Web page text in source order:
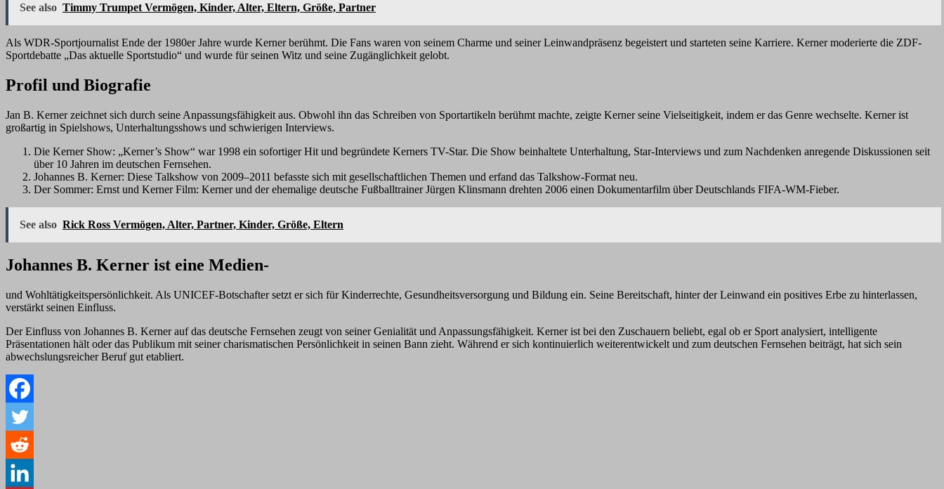
See also Timmy Trumpet Vermögen, Kinder, Alter, Eltern, Größe, Partner
Als WDR-Sportjournalist Ende der 1980er Jahre wurde Kerner berühmt. Die Fans waren von seinem Charme und seiner Leinwandpräsenz begeistert und starteten seine Karriere. Kerner moderierte die ZDF-
Sportdebatte „Das aktuelle Sportstudio“ und wurde für seinen Witz und seine Zugänglichkeit gelobt.
Profil und Biografie
Jan B. Kerner zeichnet sich durch seine Anpassungsfähigkeit aus. Obwohl ihn das Schreiben von Sportartikeln berühmt machte, zeigte Kerner seine Vielseitigkeit, indem er das Genre wechselte. Kerner ist
großartig in Spielshows, Unterhaltungsshows und schwierigen Interviews.
Die Kerner Show: „Kerner’s Show“ war 1998 ein sofortiger Hit und begründete Kerners TV-Star. Die Show beinhaltete Unterhaltung, Star-Interviews und zum Nachdenken anregende Diskussionen seit
über 10 Jahren im deutschen Fernsehen.
Johannes B. Kerner: Diese Talkshow von 2009–2011 befasste sich mit gesellschaftlichen Themen und erfand das Talkshow-Format neu.
Der Sommer: Ernst und Kerner Film: Kerner und der ehemalige deutsche Fußballtrainer Jürgen Klinsmann drehten 2006 einen Dokumentarfilm über Deutschlands FIFA-WM-Fieber.
See also Rick Ross Vermögen, Alter, Partner, Kinder, Größe, Eltern
Johannes B. Kerner ist eine Medien-
und Wohltätigkeitspersönlichkeit. Als UNICEF-Botschafter setzt er sich für Kinderrechte, Gesundheitsversorgung und Bildung ein. Seine Bereitschaft, hinter der Leinwand ein positives Erbe zu hinterlassen,
verstärkt seinen Einfluss.
Der Einfluss von Johannes B. Kerner auf das deutsche Fernsehen zeugt von seiner Genialität und Anpassungsfähigkeit. Kerner ist bei den Zuschauern beliebt, egal ob er Sport analysiert, intelligente
Präsentationen hält oder das Publikum mit seiner charismatischen Persönlichkeit in seinen Bann zieht. Während er sich kontinuierlich weiterentwickelt und zum deutschen Fernsehen beiträgt, hat sich sein
abwechslungsreicher Beruf gut etabliert.